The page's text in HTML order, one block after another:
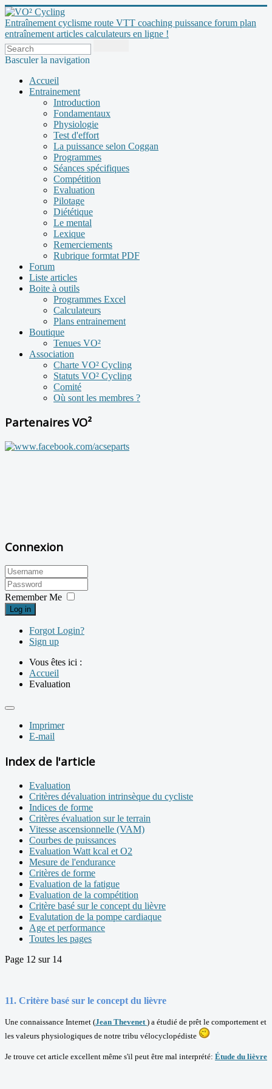
Entraînement cyclisme route VTT coaching puissance forum plan
entraînement articles calculateurs en ligne !
Basculer la navigation
Accueil
Entrainement
Introduction
Fondamentaux
Physiologie
Test d'effort
La puissance selon Coggan
Programmes
Séances spécifiques
Compétition
Evaluation
Pilotage
Diététique
Le mental
Lexique
Remerciements
Rubrique formtat PDF
Forum
Liste articles
Boite à outils
Programmes Excel
Calculateurs
Plans entrainement
Boutique
Tenues VO²
Association
Charte VO² Cycling
Statuts VO² Cycling
Comité
Où sont les membres ?
Partenaires VO²
Connexion
Remember Me
Log in
Forgot Login?
Sign up
Vous êtes ici :
Accueil
Evaluation
Imprimer
E-mail
Index de l'article
Evaluation
Critères dévaluation intrinsèque du cycliste
Indices de forme
Critères évaluation sur le terrain
Vitesse ascensionnelle (VAM)
Courbes de puissances
Evaluation Watt kcal et O2
Mesure de l'endurance
Critères de forme
Evaluation de la fatigue
Evaluation de la compétition
Critère basé sur le concept du lièvre
Evalutation de la pompe cardiaque
Age et performance
Toutes les pages
Page 12 sur 14
11. Critère basé sur le concept du lièvre
Une connaissance Internet (Jean Thevenet ) a étudié de prêt le comportement et
les valeurs physiologiques de notre tribu vélocyclopédiste
Je trouve cet article excellent même s'il peut être mal interprété: Étude du lièvre